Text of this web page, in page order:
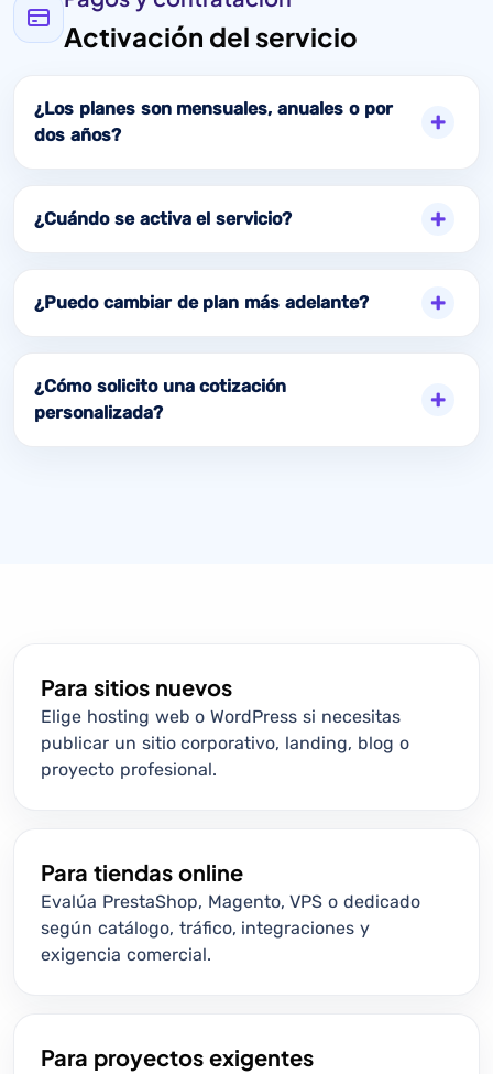
Activación del servicio
¿Los planes son mensuales, anuales o por
dos años?
¿Cuándo se activa el servicio?
¿Puedo cambiar de plan más adelante?
¿Cómo solicito una cotización
personalizada?
Para sitios nuevos
Elige hosting web o WordPress si necesitas
publicar un sitio corporativo, landing, blog o
proyecto profesional.
Para tiendas online
Evalúa PrestaShop, Magento, VPS o dedicado
según catálogo, tráfico, integraciones y
exigencia comercial.
Para proyectos exigentes